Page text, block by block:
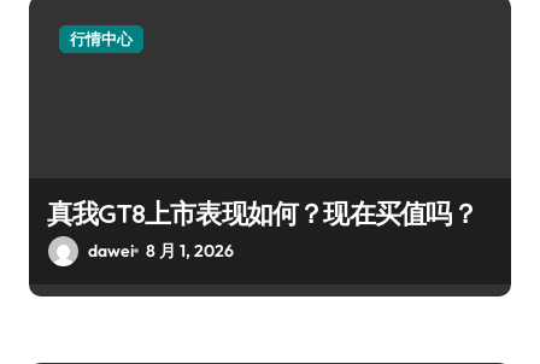
行情中心
真我GT8上市表现如何？现在买值吗？
dawei 8 月 1, 2026